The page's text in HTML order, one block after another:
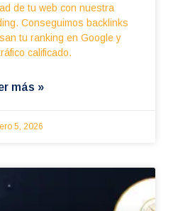
de tu web con nuestra
Conseguimos backlinks
tu ranking en Google y
calificado.
más »
5, 2026